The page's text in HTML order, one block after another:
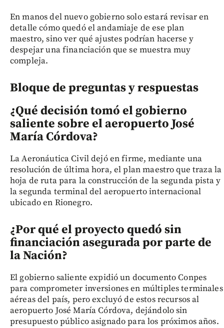
En manos del nuevo gobierno solo estará revisar en
detalle cómo quedó el andamiaje de ese plan
maestro, sino ver qué ajustes podrían hacerse y
despejar una financiación que se muestra muy
compleja.
Bloque de preguntas y respuestas
¿Qué decisión tomó el gobierno
saliente sobre el aeropuerto José
María Córdova?
La Aeronáutica Civil dejó en firme, mediante una
resolución de última hora, el plan maestro que traza la
hoja de ruta para la construcción de la segunda pista y
la segunda terminal del aeropuerto internacional
ubicado en Rionegro.
¿Por qué el proyecto quedó sin
financiación asegurada por parte de
la Nación?
El gobierno saliente expidió un documento Conpes
para comprometer inversiones en múltiples terminales
aéreas del país, pero excluyó de estos recursos al
aeropuerto José María Córdova, dejándolo sin
presupuesto público asignado para los próximos años.